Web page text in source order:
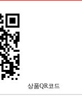
상품QR코드